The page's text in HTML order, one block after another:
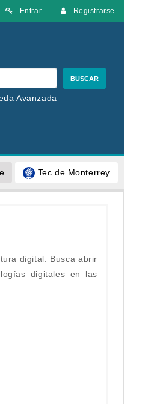
Entrar Registrarse
BUSCAR
Avanzada
Tec de Monterrey
digital. Busca abrir
digitales en las